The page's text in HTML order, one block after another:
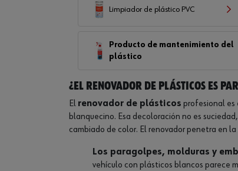
Limpiador de plástico PVC
Producto de mantenimiento del
plástico
¿El renovador de plásticos es
El renovador de plásticos profesional es
blanquecino. Esa decoloración no es
cambiado de color. El renovador penetra en
Los paragolpes, molduras y
vehículo con plásticos blancos parece